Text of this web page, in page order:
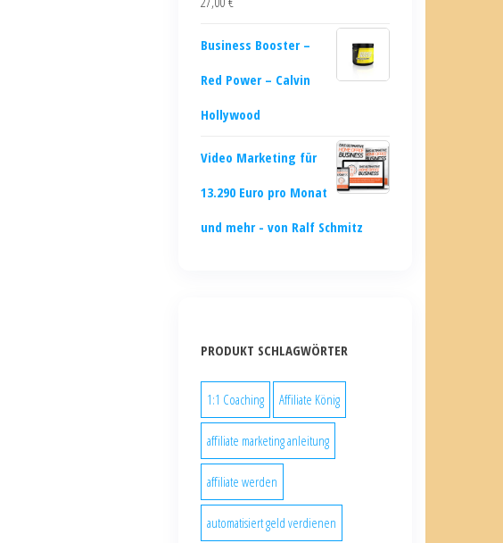
Business Booster –
Red Power – Calvin
Hollywood
Video Marketing für
13.290 Euro pro Monat
und mehr - von Ralf Schmitz
PRODUKT SCHLAGWÖRTER
1:1 Coaching Affiliate König
affiliate marketing anleitung
affiliate werden
automatisiert geld verdienen